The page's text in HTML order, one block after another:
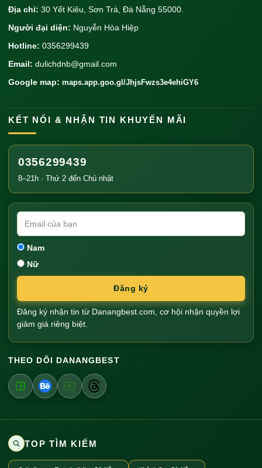
Địa chỉ: 30 Yết Kiêu, Sơn Trà, Đà Nẵng 55000.
Người đại diện: Nguyễn Hòa Hiệp
Hotline: 0356299439
Email: dulichdnb@gmail.com
Google map: maps.app.goo.gl/JhjsFwzs3e4ehiGY6
KẾT NỐI & NHẬN TIN KHUYẾN MÃI
0356299439
8–21h · Thứ 2 đến Chủ nhật
Nam
Nữ
Đăng ký
Đăng ký nhận tin từ Danangbest.com, cơ hội nhận quyền lợi
giảm giá riêng biệt.
THEO DÕI DANANGBEST
TOP TÌM KIẾM